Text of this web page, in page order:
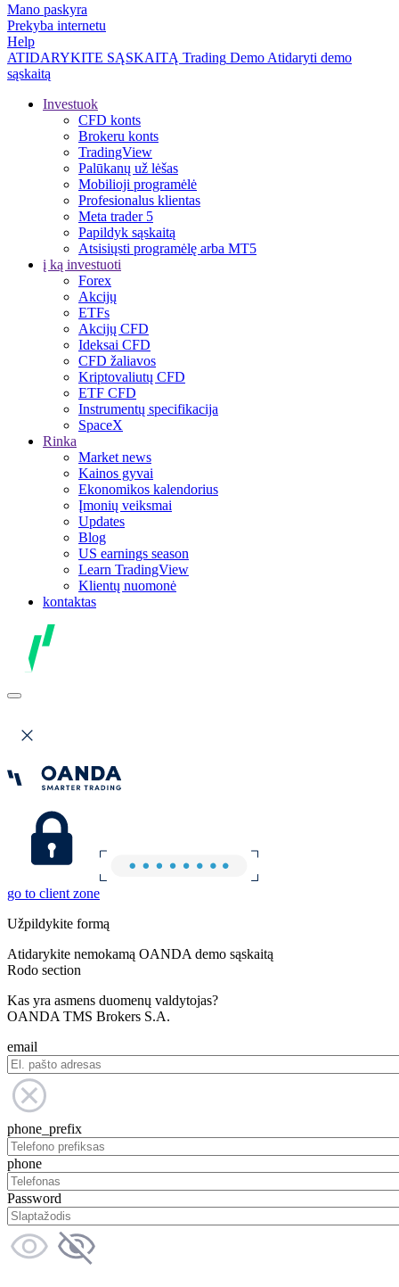
Mano paskyra
Prekyba internetu
Help
ATIDARYKITE SĄSKAITĄ Trading Demo Atidaryti demo
sąskaitą
Investuok
CFD konts
Brokeru konts
TradingView
Palūkanų už lėšas
Mobilioji programėlė
Profesionalus klientas
Meta trader 5
Papildyk sąskaitą
Atsisiųsti programėlę arba MT5
į ką investuoti
Forex
Akcijų
ETFs
Akcijų CFD
Ideksai CFD
CFD žaliavos
Kriptovaliutų CFD
ETF CFD
Instrumentų specifikacija
SpaceX
Rinka
Market news
Kainos gyvai
Ekonomikos kalendorius
Įmonių veiksmai
Updates
Blog
US earnings season
Learn TradingView
Klientų nuomonė
kontaktas
go to client zone
Užpildykite formą
Atidarykite nemokamą OANDA demo sąskaitą
Rodo section
Kas yra asmens duomenų valdytojas?
OANDA TMS Brokers S.A.
email
phone_prefix
phone
Password